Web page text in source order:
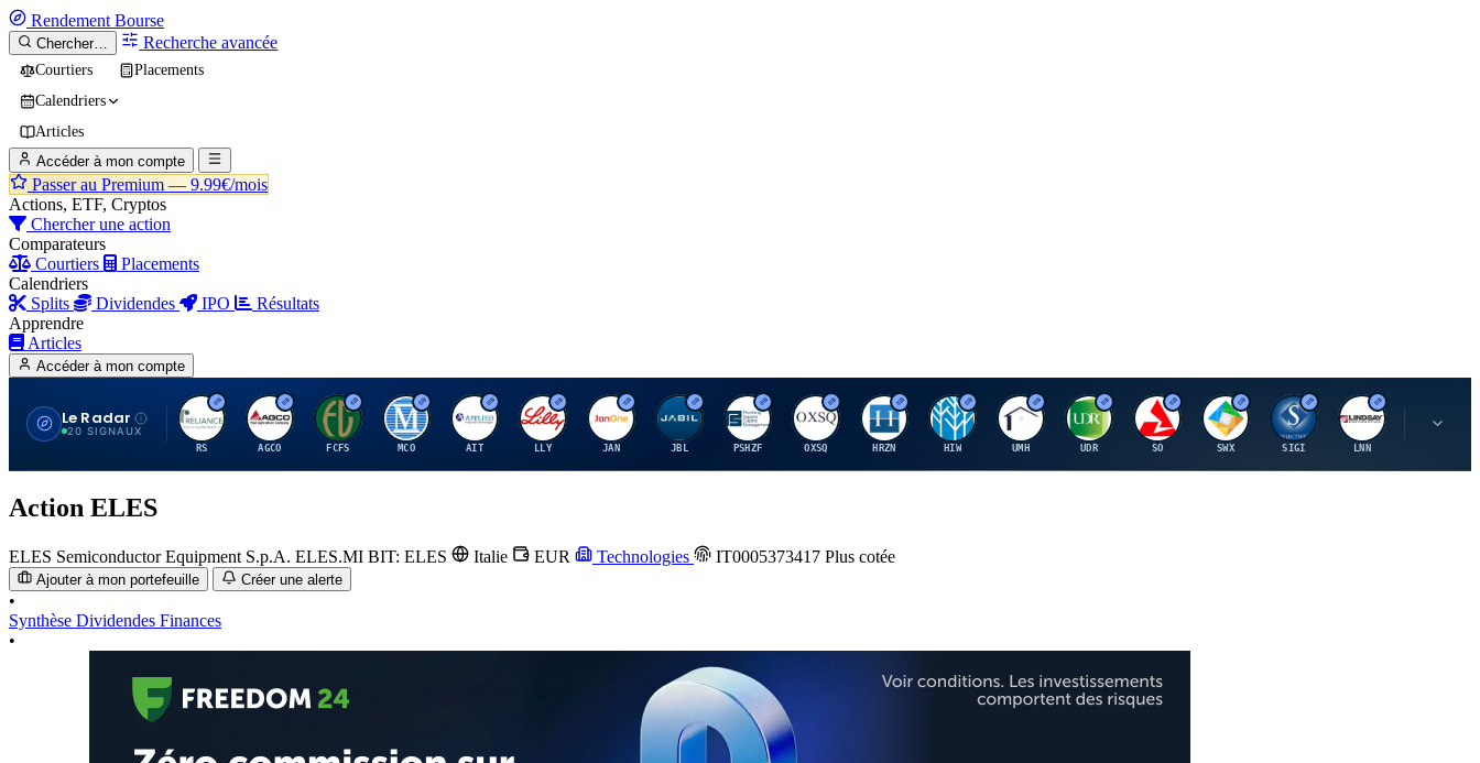
Rendement Bourse
Chercher… Recherche avancée
Courtiers
Placements
Calendriers
Articles
Accéder à mon compte
Passer au Premium — 9.99€/mois
Actions, ETF, Cryptos
Chercher une action
Comparateurs
Courtiers
Placements
Calendriers
Splits
Dividendes IPO
Résultats
Apprendre
Articles
Accéder à mon compte
Le Radar
20 SIGNAUX
R
RS
A
AGCO
F
FCFS
M
MCO
A
AIT
E
LLY
J
JAN
J
JBL
P
PSHZF
O
OXSQ
H
HRZN
H
HIW
U
UMH
U
UDR
S
SO
S
SWX
S
SIGI
L
LNN
R
Action ELES
ELES Semiconductor Equipment S.p.A. ELES.MI BIT: ELES Italie EUR Technologies IT0005373417 Plus cotée
Ajouter à mon portefeuille Créer une alerte
•
Synthèse Dividendes Finances
•